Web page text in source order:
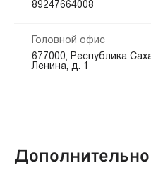
89247664008
Головной офис
677000, Республика
Ленина, д. 1
Дополнительно